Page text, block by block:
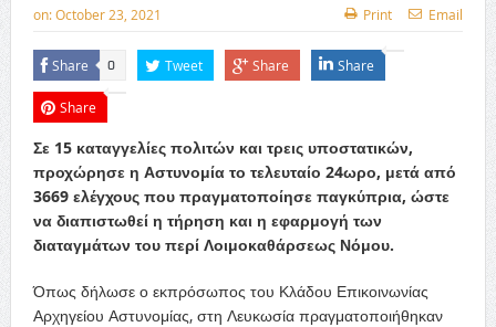
on:October 23, 2021 Print Email
Share 0 Tweet Share Share
Share
Σε 15 καταγγελίες πολιτών και τρεις υποστατικών,
προχώρησε η Αστυνομία το τελευταίο 24ωρο, μετά από
3669 ελέγχους που πραγματοποίησε παγκύπρια, ώστε
να διαπιστωθεί η τήρηση και η εφαρμογή των
διαταγμάτων του περί Λοιμοκαθάρσεως Νόμου.
Όπως δήλωσε ο εκπρόσωπος του Κλάδου Επικοινωνίας
Αρχηγείου Αστυνομίας, στη Λευκωσία πραγματοποιήθηκαν